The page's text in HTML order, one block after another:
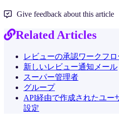
Give feedback about this article
Related Articles
レビューの承認ワークフ
新しいレビュー通知メール
スーパー管理者
グループ
API経由で作成されたユー
設定